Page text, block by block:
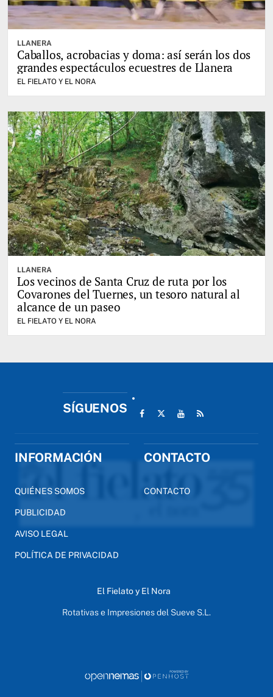
LLANERA
Caballos, acrobacias y doma: así serán los dos
grandes espectáculos ecuestres de Llanera
EL FIELATO Y EL NORA
LLANERA
Los vecinos de Santa Cruz de ruta por los
Covarones del Tuernes, un tesoro natural al
alcance de un paseo
EL FIELATO Y EL NORA
SÍGUENOS
INFORMACIÓN
QUIÉNES SOMOS
PUBLICIDAD
AVISO LEGAL
POLÍTICA DE PRIVACIDAD
CONTACTO
CONTACTO
El Fielato y El Nora
Rotativas e Impresiones del Sueve S.L.